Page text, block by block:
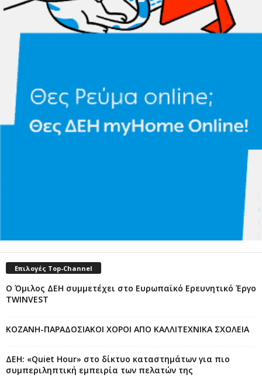
Επιλογές Top-Channel
Ο Όμιλος ΔΕΗ συμμετέχει στο Ευρωπαϊκό Ερευνητικό Έργο
TWINVEST
ΚΟΖΑΝΗ-ΠΑΡΑΔΟΣΙΑΚΟΙ ΧΟΡΟΙ ΑΠΟ ΚΑΛΛΙΤΕΧΝΙΚΑ ΣΧΟΛΕΙΑ
ΔΕΗ: «Quiet Hour» στο δίκτυο καταστημάτων για πιο
συμπεριληπτική εμπειρία των πελατών της